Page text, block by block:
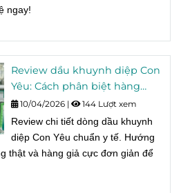
ngay!
Review dầu khuynh diệp Con
Yêu: Cách phân biệt hàng
thật và hàng giả.
10/04/2026 | 144 Lượt xem
Review chi tiết dòng dầu khuynh
diệp Con Yêu chuẩn y tế. Hướng
thật và hàng giả cực đơn giản để